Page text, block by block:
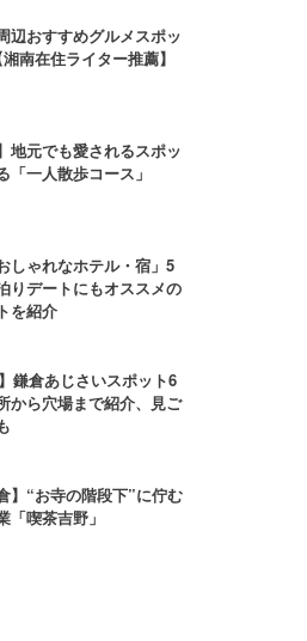
辺おすすめグルメスポッ
湘南在住ライター推薦】
地元でも愛されるスポッ
「一人散歩コース」
しゃれなホテル・宿」5
りデートにもオススメの
を紹介
】鎌倉あじさいスポット6
から穴場まで紹介、見ご
】“お寺の階段下”に佇む
「喫茶吉野」